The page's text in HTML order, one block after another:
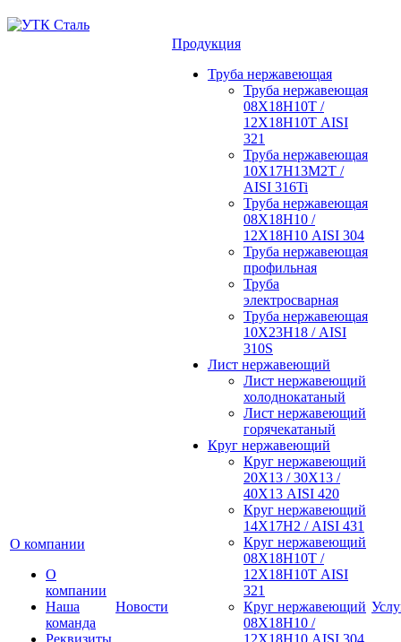
О компании
О
компании
Наша
команда
Реквизиты
Новости
Продукция
Труба нержавеющая
Труба нержавеющая
08Х18Н10Т /
12Х18Н10Т AISI
321
Труба нержавеющая
10Х17Н13М2Т /
AISI 316Ti
Труба нержавеющая
08Х18Н10 /
12Х18Н10 AISI 304
Труба нержавеющая
профильная
Труба
электросварная
Труба нержавеющая
10Х23Н18 / AISI
310S
Лист нержавеющий
Лист нержавеющий
холоднокатаный
Лист нержавеющий
горячекатаный
Круг нержавеющий
Круг нержавеющий
20Х13 / 30Х13 /
40Х13 AISI 420
Круг нержавеющий
14Х17Н2 / AISI 431
Круг нержавеющий
08Х18Н10Т /
12Х18Н10Т AISI
321
Круг нержавеющий
08Х18Н10 /
12Х18Н10 AISI 304